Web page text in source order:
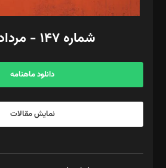
امور مالی: شاپور رهبری، محمد‌ کاظمی‌نیا
آگهی و مشترکین: ۰۹۱۹۹۹۹۰۴۵۴
شماره ۱۴۷ - مرداد ۱۴۰۵
دانلود ماهنامه
نمایش مقالات